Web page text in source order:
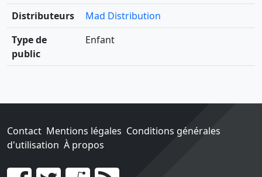
Distributeurs
Mad Distribution
Type de
public
Enfant
Contact Mentions légales Conditions générales
d'utilisation À propos